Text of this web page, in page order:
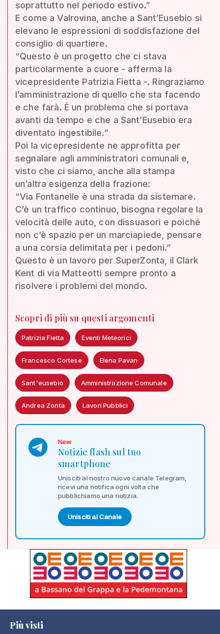
soprattutto nel periodo estivo.”
E come a Valrovina, anche a Sant’Eusebio si
elevano le espressioni di soddisfazione del
consiglio di quartiere.
“Questo è un progetto che ci stava
particolarmente a cuore - afferma la
vicepresidente Patrizia Fietta -. Ringraziamo
l’amministrazione di quello che sta facendo
e che farà. È un problema che si portava
avanti da tempo e che a Sant’Eusebio era
diventato ingestibile.”
Poi la vicepresidente ne approfitta per
segnalare agli amministratori comunali e,
visto che ci siamo, anche alla stampa
un’altra esigenza della frazione:
“Via Fontanelle è una strada da sistemare.
C’è un traffico continuo, bisogna regolare la
velocità delle auto, con dissuasori e poiché
non c’è spazio per un marciapiede, pensare
a una corsia delimitata per i pedoni.”
Questo è un lavoro per SuperZonta, il Clark
Kent di via Matteotti sempre pronto a
risolvere i problemi del mondo.
Scopri di più su questi argomenti
Patrizia Fietta Eventi Meteorici
Francesco Cortese Elena Pavan
Sant'eusebio Amministrazione Comunale
Andrea Zonta Lavori Pubblici
New
Notizie flash sul tuo
smartphone
Unisciti al nostro nuovo canale Telegram,
ricevi una notifica ogni volta che
pubblichiamo una notizia.
Unisciti al Canale
Più visti